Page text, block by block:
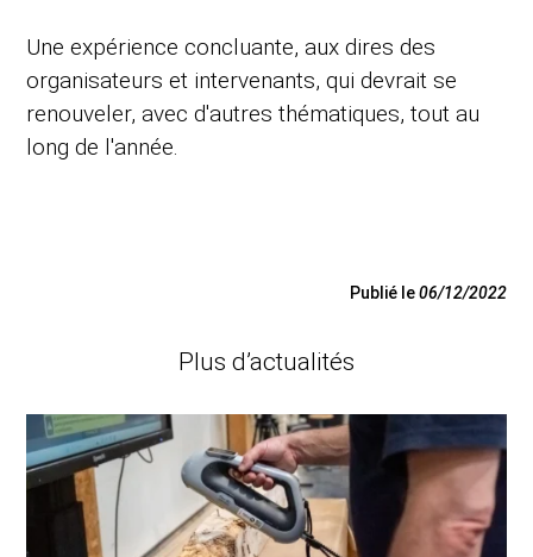
Une expérience concluante, aux dires des
organisateurs et intervenants, qui devrait se
renouveler, avec d'autres thématiques, tout au
long de l'année.
Publié le06/12/2022
Plus d’actualités